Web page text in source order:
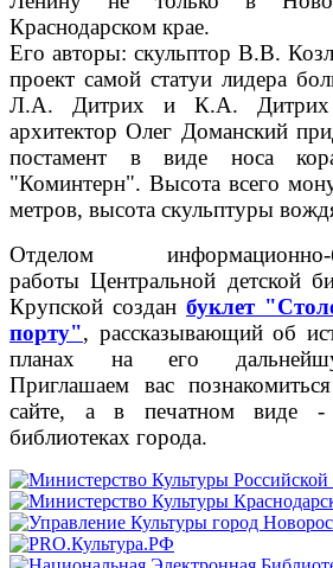
Краснодарском крае.
Его авторы: скульптор В.В.
проект самой статуи лидера
Л.А. Дитрих и К.А. Дитрих
архитектор Олег Доманский
постамент в виде носа
"Коминтерн". Высота всего
метров, высота скульптуры
Отделом информационно-
работы Центральной детской
Крупской создан буклет
порту", рассказывающий об
планах на его
Приглашаем вас
сайте, а в печатном виде -
библиотеках города.